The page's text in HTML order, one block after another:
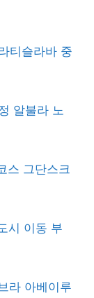
티슬라바 중
알불라 노
스 그단스크
시 이동 부
라 아베이루